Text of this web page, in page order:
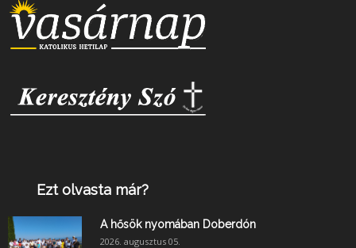
Ezt olvasta már?
A hősök nyomában Doberdón
2026. augusztus 05.